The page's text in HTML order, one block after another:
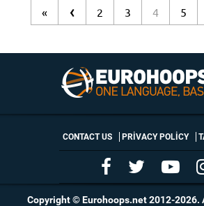
« ‹ 2 3 4 5
CONTACT US PRIVACY POLICY
Copyright © Eurohoops.net 2012-2026.